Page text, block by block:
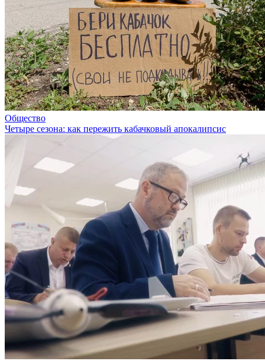
Общество
Четыре сезона: как пережить кабачковый апокалипсис